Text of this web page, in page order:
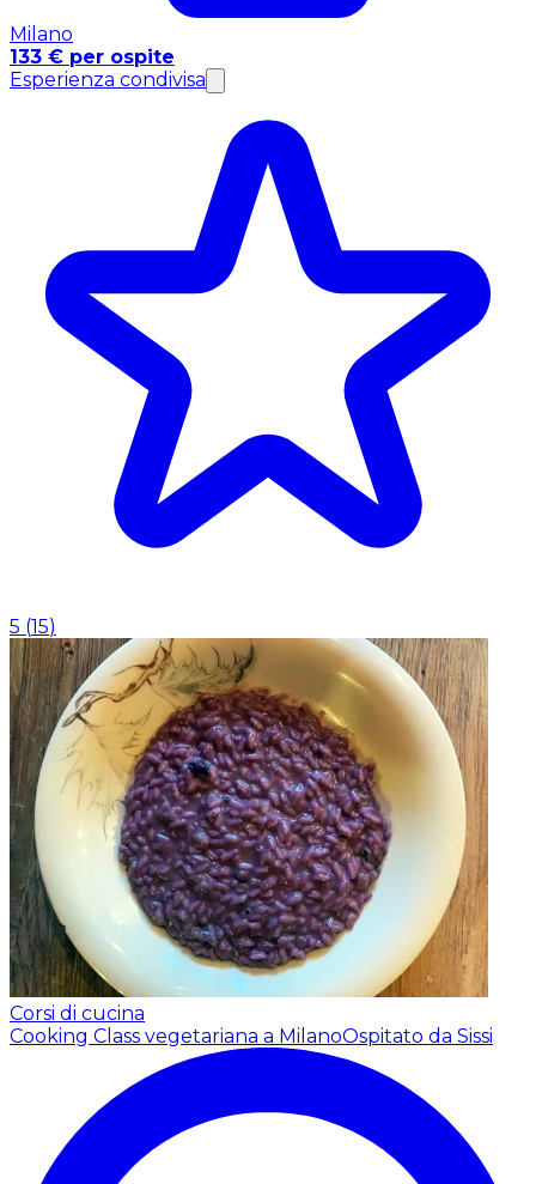
Milano
133 € per ospite
Esperienza condivisa
5 (15)
Corsi di cucina
Cooking Class vegetariana a MilanoOspitato da Sissi